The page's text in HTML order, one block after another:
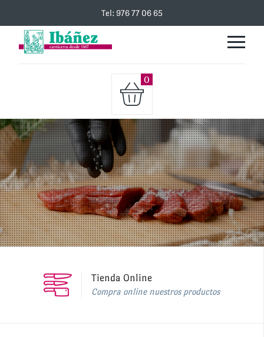
Tel: 976 77 06 65
0
Tienda Online
Compra online nuestros productos